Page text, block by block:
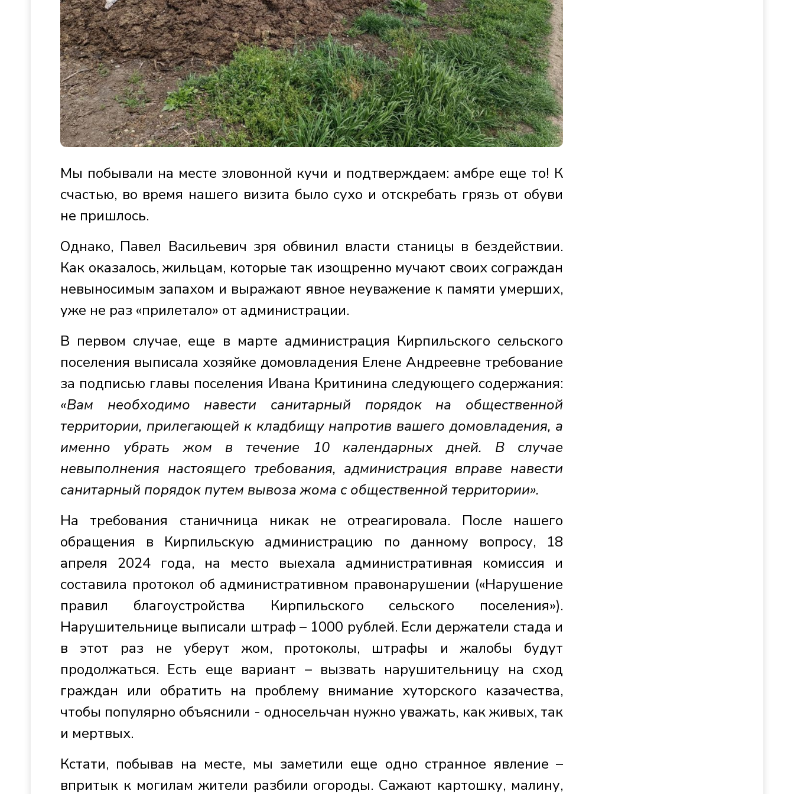
Мы побывали на месте зловонной кучи и подтверждаем: амбре еще то! К
счастью, во время нашего визита было сухо и отскребать грязь от обуви
не пришлось.
Однако, Павел Васильевич зря обвинил власти станицы в бездействии.
Как оказалось, жильцам, которые так изощренно мучают своих сограждан
невыносимым запахом и выражают явное неуважение к памяти умерших,
уже не раз «прилетало» от администрации.
В первом случае, еще в марте администрация Кирпильского сельского
поселения выписала хозяйке домовладения Елене Андреевне требование
за подписью главы поселения Ивана Критинина следующего содержания:
«Вам необходимо навести санитарный порядок на общественной
территории, прилегающей к кладбищу напротив вашего домовладения, а
именно убрать жом в течение 10 календарных дней. В случае
невыполнения настоящего требования, администрация вправе навести
санитарный порядок путем вывоза жома с общественной территории».
На требования станичница никак не отреагировала. После нашего
обращения в Кирпильскую администрацию по данному вопросу, 18
апреля 2024 года, на место выехала административная комиссия и
составила протокол об административном правонарушении («Нарушение
правил благоустройства Кирпильского сельского поселения»).
Нарушительнице выписали штраф – 1000 рублей. Если держатели стада и
в этот раз не уберут жом, протоколы, штрафы и жалобы будут
продолжаться. Есть еще вариант – вызвать нарушительницу на сход
граждан или обратить на проблему внимание хуторского казачества,
чтобы популярно объяснили - односельчан нужно уважать, как живых, так
и мертвых.
Кстати, побывав на месте, мы заметили еще одно странное явление –
впритык к могилам жители разбили огороды. Сажают картошку, малину,